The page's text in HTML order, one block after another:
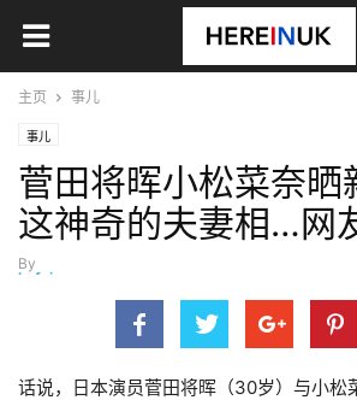
主页 事儿
事儿
菅田将晖小松菜奈晒
这神奇的夫妻相…网
By
hefei
话说，日本演员菅田将晖（30岁）与小松